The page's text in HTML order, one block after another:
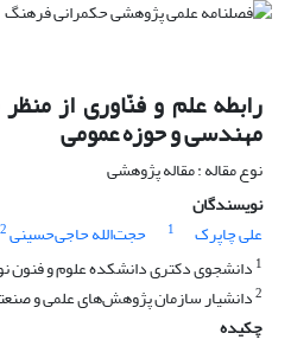
رابطه علم و فنّاوری از
مهندسی و حوزه عمومی
نوع مقاله : مقاله پژوهشی
نویسندگان
علی چاپرک
1 حجت‌الله حاجی‌حسینی2
1 دانشجوی دکتری دانشکده علوم و فنون
2دانشیار سازمان پژوهش‌های علمی و
چکیده